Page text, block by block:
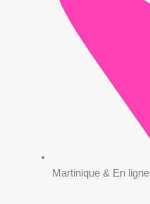
Martinique & En ligne